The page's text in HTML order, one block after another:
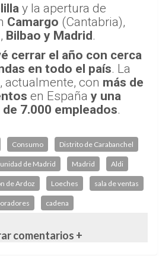
y la apertura de
Camargo (Cantabria),
Bilbao y Madrid.
cerrar el año con cerca
en todo el país. La
actualmente, con más de
en España y una
7.000 empleados.
Consumo Distrito de Carabanchel
de Madrid Madrid Aldi
de Ardoz Loeches sala de ventas
cadena
comentarios +